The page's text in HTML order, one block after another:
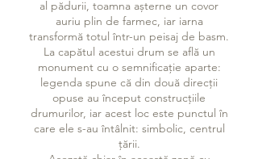
al pădurii, toamna așterne un covor
auriu plin de farmec, iar iarna
transformă totul într-un peisaj de basm.
La capătul acestui drum se află un
monument cu o semnificație aparte:
legenda spune că din două direcții
opuse au început construcțiile
drumurilor, iar acest loc este punctul în
care ele s-au întâlnit: simbolic, centrul
țării.